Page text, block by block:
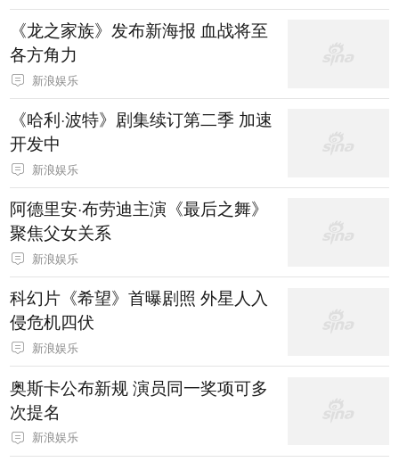
《龙之家族》发布新海报 血战将至
各方角力
新浪娱乐
《哈利·波特》剧集续订第二季 加速
开发中
新浪娱乐
阿德里安·布劳迪主演《最后之舞》
聚焦父女关系
新浪娱乐
科幻片《希望》首曝剧照 外星人入
侵危机四伏
新浪娱乐
奥斯卡公布新规 演员同一奖项可多
次提名
新浪娱乐